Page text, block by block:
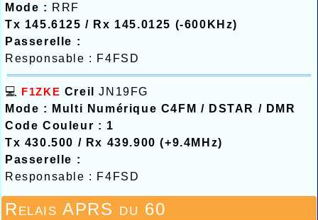
Mode : RRF
Tx 145.6125 / Rx 145.0125 (-600KHz)
Passerelle :
Responsable : F4FSD
💻 F1ZKE CreilJN19FG
Mode : Multi Numérique C4FM / DSTAR / DMR
Code Couleur : 1
Tx 430.500 / Rx 439.900 (+9.4MHz)
Passerelle :
Responsable : F4FSD
Relais APRS du 60